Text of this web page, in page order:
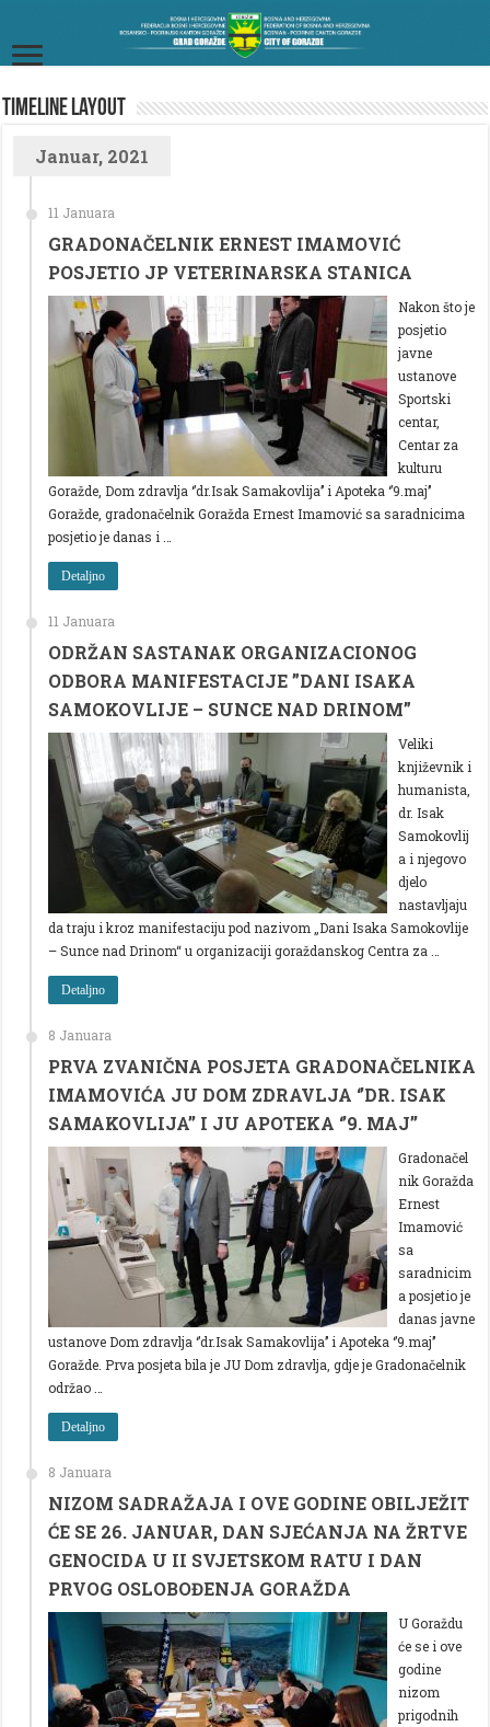
TimeLine Layout
Januar, 2021
11 Januara
GRADONAČELNIK ERNEST IMAMOVIĆ
POSJETIO JP VETERINARSKA STANICA
Nakon što je
posjetio
javne
ustanove
Sportski
centar,
Centar za
kulturu
Goražde, Dom zdravlja ‘’dr.Isak Samakovlija’’ i Apoteka ‘’9.maj’’
Goražde, gradonačelnik Goražda Ernest Imamović sa saradnicima
posjetio je danas i …
Detaljno
11 Januara
ODRŽAN SASTANAK ORGANIZACIONOG
ODBORA MANIFESTACIJE ”DANI ISAKA
SAMOKOVLIJE – SUNCE NAD DRINOM”
Veliki
književnik i
humanista,
dr. Isak
Samokovlij
a i njegovo
djelo
nastavljaju
da traju i kroz manifestaciju pod nazivom „Dani Isaka Samokovlije
– Sunce nad Drinom“ u organizaciji goraždanskog Centra za …
Detaljno
8 Januara
PRVA ZVANIČNA POSJETA GRADONAČELNIKA
IMAMOVIĆA JU DOM ZDRAVLJA ‘’DR. ISAK
SAMAKOVLIJA’’ I JU APOTEKA ‘’9. MAJ’’
Gradonačel
nik Goražda
Ernest
Imamović
sa
saradnicim
a posjetio je
danas javne
ustanove Dom zdravlja ‘’dr.Isak Samakovlija’’ i Apoteka ‘’9.maj’’
Goražde. Prva posjeta bila je JU Dom zdravlja, gdje je Gradonačelnik
održao …
Detaljno
8 Januara
NIZOM SADRAŽAJA I OVE GODINE OBILJEŽIT
ĆE SE 26. JANUAR, DAN SJEĆANJA NA ŽRTVE
GENOCIDA U II SVJETSKOM RATU I DAN
PRVOG OSLOBOĐENJA GORAŽDA
U Goraždu
će se i ove
godine
nizom
prigodnih